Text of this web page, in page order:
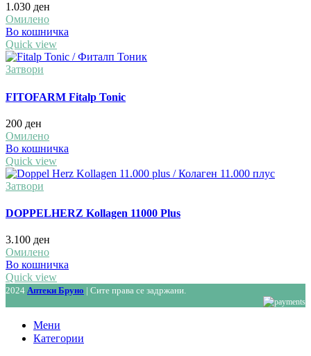
1.030 ден
Омилено
Во кошничка
Quick view
Затвори
FITOFARM Fitalp Tonic
200 ден
Омилено
Во кошничка
Quick view
Затвори
DOPPELHERZ Kollagen 11000 Plus
3.100 ден
Омилено
Во кошничка
Quick view
2024 Аптеки Бруно | Сите права се задржани.
Мени
Категории